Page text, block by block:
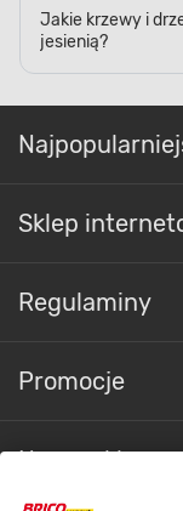
MOBILNOŚĆ
Jakie krzewy i
jesienią?
Sklep
Regulaminy
Promocje
Nasze sklepy